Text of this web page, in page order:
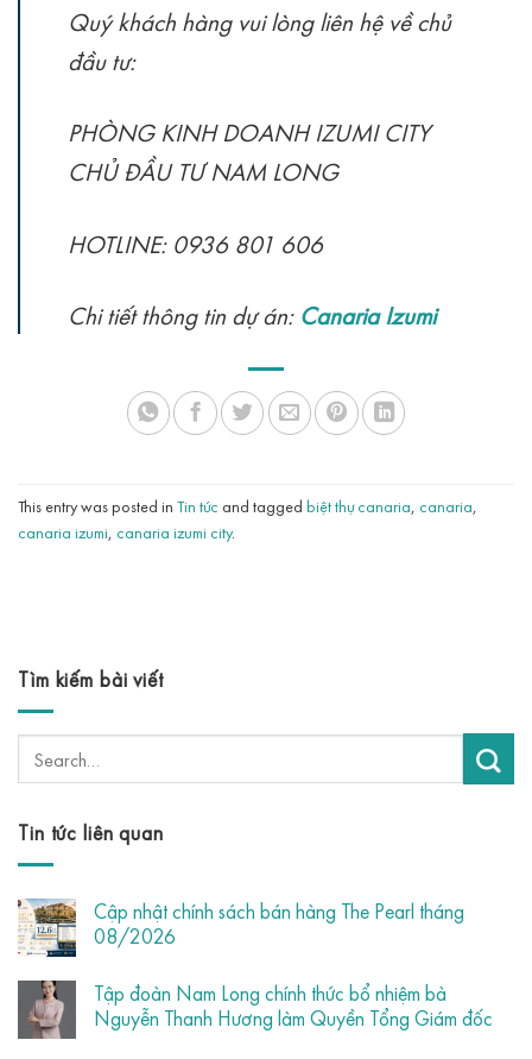
Quý khách hàng vui lòng liên hệ về chủ
đầu tư:
PHÒNG KINH DOANH IZUMI CITY
CHỦ ĐẦU TƯ NAM LONG
HOTLINE: 0936 801 606
Chi tiết thông tin dự án: Canaria Izumi
This entry was posted in Tin tức and tagged biệt thự canaria, canaria,
canaria izumi, canaria izumi city.
Tìm kiếm bài viết
Tin tức liên quan
Cập nhật chính sách bán hàng The Pearl tháng
08/2026
Tập đoàn Nam Long chính thức bổ nhiệm bà
Nguyễn Thanh Hương làm Quyền Tổng Giám đốc